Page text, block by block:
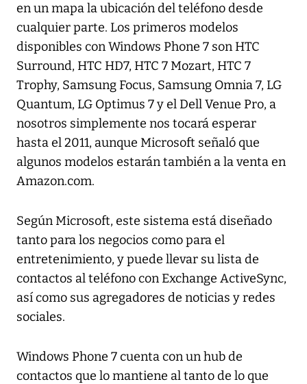
en un mapa la ubicación del teléfono desde
cualquier parte. Los primeros modelos
disponibles con Windows Phone 7 son HTC
Surround, HTC HD7, HTC 7 Mozart, HTC 7
Trophy, Samsung Focus, Samsung Omnia 7, LG
Quantum, LG Optimus 7 y el Dell Venue Pro, a
nosotros simplemente nos tocará esperar
hasta el 2011, aunque Microsoft señaló que
algunos modelos estarán también a la venta en
Amazon.com.
Según Microsoft, este sistema está diseñado
tanto para los negocios como para el
entretenimiento, y puede llevar su lista de
contactos al teléfono con Exchange ActiveSync,
así como sus agregadores de noticias y redes
sociales.
Windows Phone 7 cuenta con un hub de
contactos que lo mantiene al tanto de lo que